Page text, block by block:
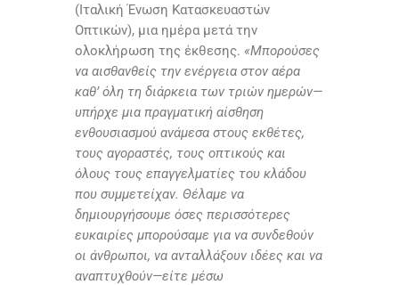
(Ιταλική Ένωση Κατασκευαστών
Οπτικών), μια ημέρα μετά την
ολοκλήρωση της έκθεσης. «Μπορούσες
να αισθανθείς την ενέργεια στον αέρα
καθ’ όλη τη διάρκεια των τριών ημερών—
υπήρχε μια πραγματική αίσθηση
ενθουσιασμού ανάμεσα στους εκθέτες,
τους αγοραστές, τους οπτικούς και
όλους τους επαγγελματίες του κλάδου
που συμμετείχαν. Θέλαμε να
δημιουργήσουμε όσες περισσότερες
ευκαιρίες μπορούσαμε για να συνδεθούν
οι άνθρωποι, να ανταλλάξουν ιδέες και να
αναπτυχθούν—είτε μέσω